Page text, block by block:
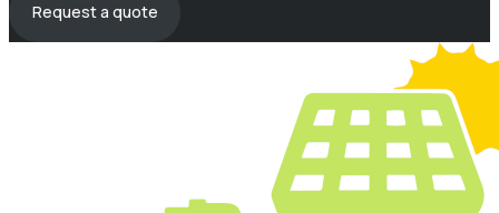
Request a quote